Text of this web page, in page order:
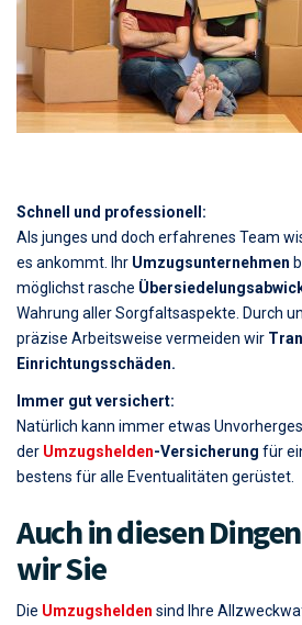
Schnell und professionell:
Als junges und doch erfahrenes Team
es ankommt. Ihr Umzugsunternehmen
möglichst rasche
Wahrung aller Sorgfaltsaspekte. Durch
präzise Arbeitsweise vermeiden wir
Einrichtungsschäden.
Immer gut versichert:
Natürlich kann immer etwas
der Umzugshelden-Versicherung für
bestens für alle Eventualitäten gerüstet.
Auch in diesen
wir Sie
Die Umzugshelden sind Ihre